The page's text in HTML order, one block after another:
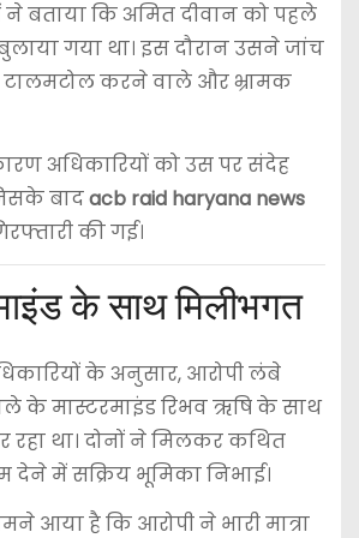
ने बताया कि अमित दीवान को पहले
गया था। इस दौरान उसने जांच
टालमटोल करने वाले और भ्रामक
अधिकारियों को उस पर संदेह
बादacb raid haryana news
की गई।
के साथ मिलीभगत
के अनुसार, आरोपी लंबे
के मास्टरमाइंड रिभव ऋषि के साथ
था। दोनों ने मिलकर कथित
देने में सक्रिय भूमिका निभाई।
आया है कि आरोपी ने भारी मात्रा